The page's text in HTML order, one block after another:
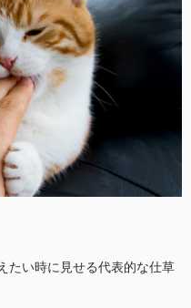
たい時に見せる代表的な仕草